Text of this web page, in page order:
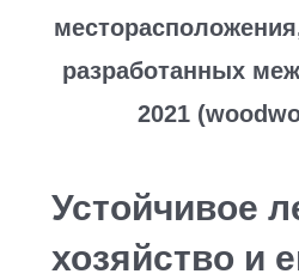
разработанных
2021
Устойчивое
хозяйство и